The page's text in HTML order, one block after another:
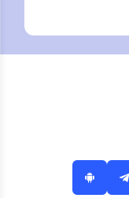
онлайн и без
интернета!